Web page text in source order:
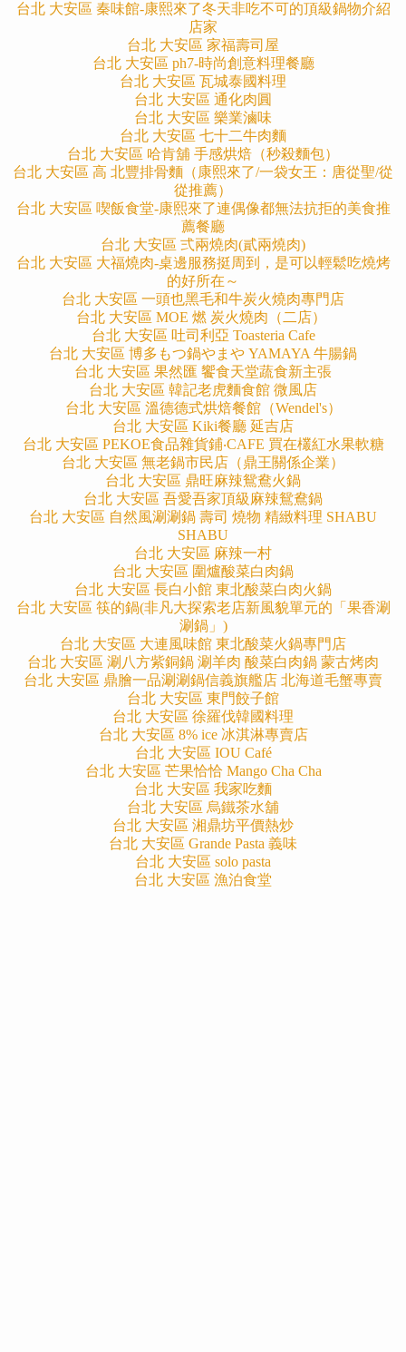
台北 大安區 秦味館-康熙來了冬天非吃不可的頂級鍋物介紹
店家
台北 大安區 家福壽司屋
台北 大安區 ph7-時尚創意料理餐廳
台北 大安區 瓦城泰國料理
台北 大安區 通化肉圓
台北 大安區 樂業滷味
台北 大安區 七十二牛肉麵
台北 大安區 哈肯舖 手感烘焙（秒殺麵包）
台北 大安區 高 北豐排骨麵（康熙來了/一袋女王：唐從聖/從
從推薦）
台北 大安區 喫飯食堂-康熙來了連偶像都無法抗拒的美食推
薦餐廳
台北 大安區 弍兩燒肉(貳兩燒肉)
台北 大安區 大福燒肉-桌邊服務挺周到，是可以輕鬆吃燒烤
的好所在～
台北 大安區 一頭也黑毛和牛炭火燒肉專門店
台北 大安區 MOE 燃 炭火燒肉（二店）
台北 大安區 吐司利亞 Toasteria Cafe
台北 大安區 博多もつ鍋やまや YAMAYA 牛腸鍋
台北 大安區 果然匯 饗食天堂蔬食新主張
台北 大安區 韓記老虎麵食館 微風店
台北 大安區 溫德德式烘焙餐館（Wendel's）
台北 大安區 Kiki餐廳 延吉店
台北 大安區 PEKOE食品雜貨鋪‧CAFE 買在欉紅水果軟糖
台北 大安區 無老鍋市民店（鼎王關係企業）
台北 大安區 鼎旺麻辣鴛鴦火鍋
台北 大安區 吾愛吾家頂級麻辣鴛鴦鍋
台北 大安區 自然風涮涮鍋 壽司 燒物 精緻料理 SHABU
SHABU
台北 大安區 麻辣一村
台北 大安區 圍爐酸菜白肉鍋
台北 大安區 長白小館 東北酸菜白肉火鍋
台北 大安區 筷的鍋(非凡大探索老店新風貌單元的「果香涮
涮鍋」)
台北 大安區 大連風味館 東北酸菜火鍋專門店
台北 大安區 涮八方紫銅鍋 涮羊肉 酸菜白肉鍋 蒙古烤肉
台北 大安區 鼎膾一品涮涮鍋信義旗艦店 北海道毛蟹專賣
台北 大安區 東門餃子館
台北 大安區 徐羅伐韓國料理
台北 大安區 8% ice 冰淇淋專賣店
台北 大安區 IOU Café
台北 大安區 芒果恰恰 Mango Cha Cha
台北 大安區 我家吃麵
台北 大安區 烏鐵茶水舖
台北 大安區 湘鼎坊平價熱炒
台北 大安區 Grande Pasta 義味
台北 大安區 solo pasta
台北 大安區 漁泊食堂